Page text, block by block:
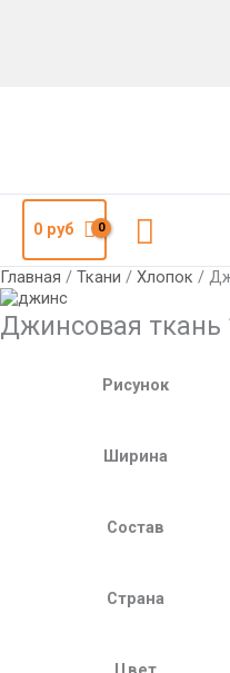
0руб Поиск
Главная / Ткани / Хлопок /
Джинсовая ткань
Рисунок
Ширина
Состав
Страна